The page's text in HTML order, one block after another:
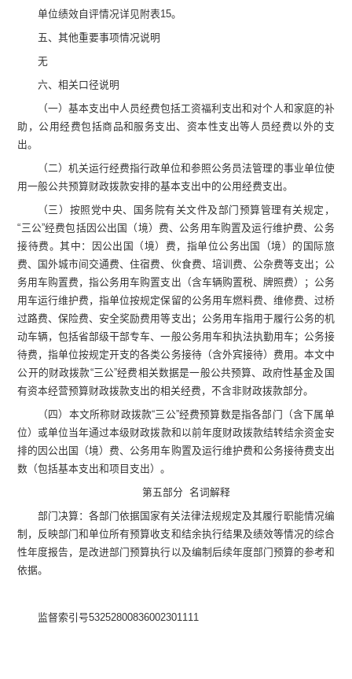
单位绩效自评情况详见附表15。
五、其他重要事项情况说明
无
六、相关口径说明
（一）基本支出中人员经费包括工资福利支出和对个人和家庭的补
助，公用经费包括商品和服务支出、资本性支出等人员经费以外的支
出。
（二）机关运行经费指行政单位和参照公务员法管理的事业单位使
用一般公共预算财政拨款安排的基本支出中的公用经费支出。
（三） 按照党中央、国务院有关文件及部门预算管理有关规定，
“三公”经费包括因公出国（境）费、公务用车购置及运行维护费、公务
接待费。其中：因公出国（境）费，指单位公务出国（境）的国际旅
费、国外城市间交通费、住宿费、伙食费、培训费、公杂费等支出；公
务用车购置费，指公务用车购置支出（含车辆购置税、牌照费）；公务
用车运行维护费，指单位按规定保留的公务用车燃料费、维修费、过桥
过路费、保险费、安全奖励费用等支出；公务用车指用于履行公务的机
动车辆，包括省部级干部专车、一般公务用车和执法执勤用车；公务接
待费，指单位按规定开支的各类公务接待（含外宾接待）费用。 本文中
公开的财政拨款“三公”经费相关数据是一般公共预算、政府性基金及国
有资本经营预算财政拨款支出的相关经费，不含非财政拨款部分。
（四）本文所称财政拨款“三公”经费预算数是指各部门（含下属单
位）或单位当年通过本级财政拨款和以前年度财政拨款结转结余资金安
排的因公出国（境）费、公务用车购置及运行维护费和公务接待费支出
数（包括基本支出和项目支出）。
第五部分 名词解释
部门决算：各部门依据国家有关法律法规规定及其履行职能情况编
制，反映部门和单位所有预算收支和结余执行结果及绩效等情况的综合
性年度报告，是改进部门预算执行以及编制后续年度部门预算的参考和
依据。
监督索引号53252800836002301111